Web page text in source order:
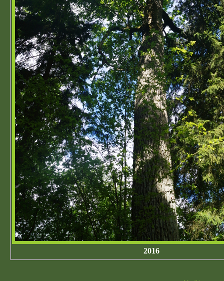
2016